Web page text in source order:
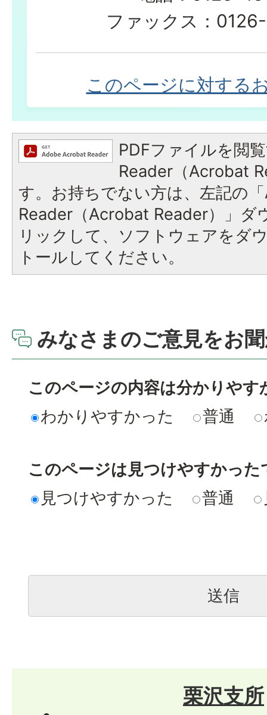
ファックス：
このページに対する
PDFファイルを閲
Reader（Acrobat
す。お持ちでない方は、左記の
Reader（Acrobat Reader）」ダ
リックして、ソフトウェアをダ
トールしてください。
みなさまのご意見をお
このページの内容は分かりやす
わかりやすかった
普通
このページは見つけやすかった
見つけやすかった
普通
栗沢支所